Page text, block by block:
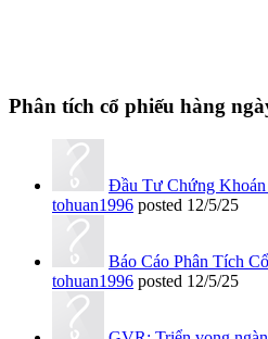
Phân tích cổ phiếu hàng
Đầu Tư Chứng
tohuan1996 posted 12/5/25
Báo Cáo Phân Tích
tohuan1996 posted 12/5/25